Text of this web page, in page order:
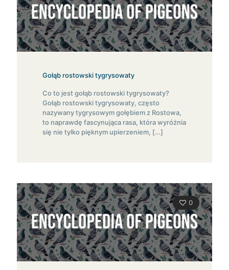
Gołąb rostowski tygrysowaty
Co to jest gołąb rostowski tygrysowaty?
Gołąb rostowski tygrysowaty, często
nazywany tygrysowym gołębiem z Rostowa,
to naprawdę fascynująca rasa, która wyróżnia
się nie tylko pięknym upierzeniem, […]
0